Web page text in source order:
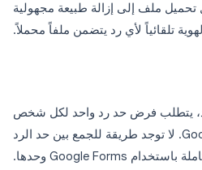
ملف إلى إزالة طبيعة مجهولية
تلقائياً لأي رد يتضمن ملفاً محملاً.
يتطلب فرض حد رد واحد لكل شخص
تسجيل الدخول إلى Google. لا توجد طريقة للجمع بين حد الرد
الواحد ومجهولية الهوية الكاملة باستخدام Google Forms وحدها.